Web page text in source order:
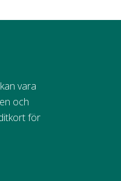
vara
och
för